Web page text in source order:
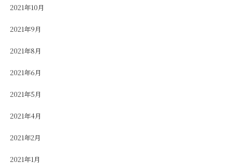
2021年10月
2021年9月
2021年8月
2021年6月
2021年5月
2021年4月
2021年2月
2021年1月